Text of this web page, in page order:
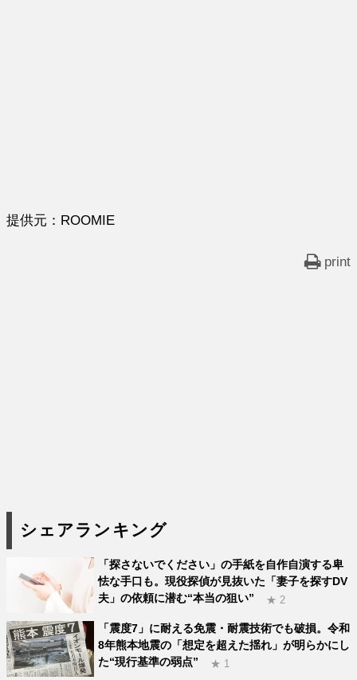
提供元：ROOMIE
print
シェアランキング
「探さないでください」の手紙を自作自演する卑
怯な手口も。現役探偵が見抜いた「妻子を探すDV
夫」の依頼に潜む“本当の狙い”
★ 2
「震度7」に耐える免震・耐震技術でも破損。令和
8年熊本地震の「想定を超えた揺れ」が明らかにし
た“現行基準の弱点”
★ 1